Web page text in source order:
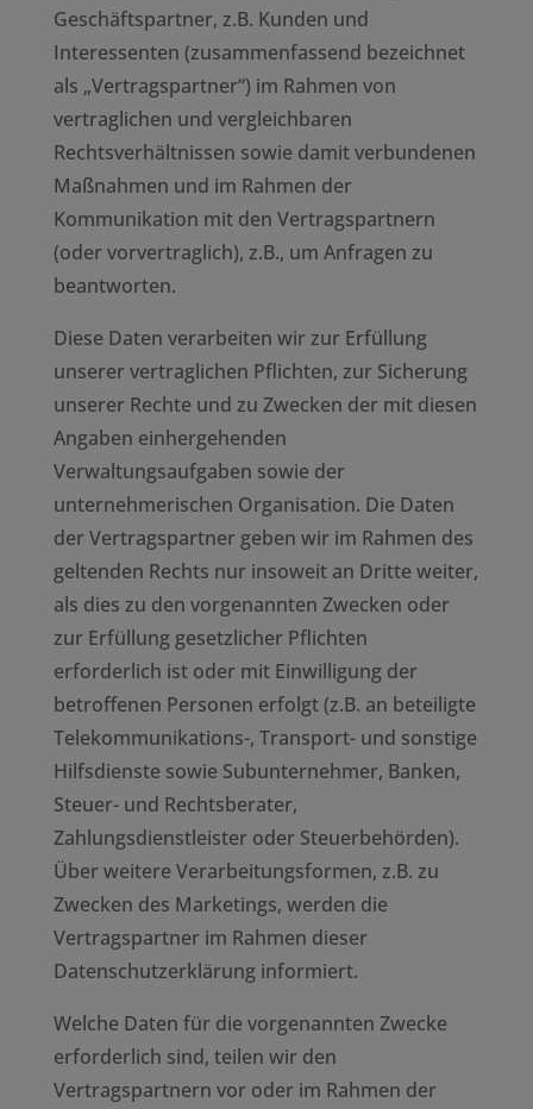
Geschäftspartner, z.B. Kunden und
Interessenten (zusammenfassend bezeichnet
als „Vertragspartner“) im Rahmen von
vertraglichen und vergleichbaren
Rechtsverhältnissen sowie damit verbundenen
Maßnahmen und im Rahmen der
Kommunikation mit den Vertragspartnern
(oder vorvertraglich), z.B., um Anfragen zu
beantworten.
Diese Daten verarbeiten wir zur Erfüllung
unserer vertraglichen Pflichten, zur Sicherung
unserer Rechte und zu Zwecken der mit diesen
Angaben einhergehenden
Verwaltungsaufgaben sowie der
unternehmerischen Organisation. Die Daten
der Vertragspartner geben wir im Rahmen des
geltenden Rechts nur insoweit an Dritte weiter,
als dies zu den vorgenannten Zwecken oder
zur Erfüllung gesetzlicher Pflichten
erforderlich ist oder mit Einwilligung der
betroffenen Personen erfolgt (z.B. an beteiligte
Telekommunikations-, Transport- und sonstige
Hilfsdienste sowie Subunternehmer, Banken,
Steuer- und Rechtsberater,
Zahlungsdienstleister oder Steuerbehörden).
Über weitere Verarbeitungsformen, z.B. zu
Zwecken des Marketings, werden die
Vertragspartner im Rahmen dieser
Datenschutzerklärung informiert.
Welche Daten für die vorgenannten Zwecke
erforderlich sind, teilen wir den
Vertragspartnern vor oder im Rahmen der